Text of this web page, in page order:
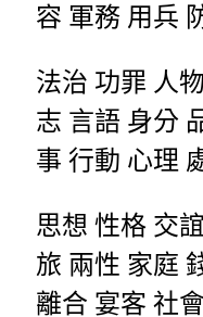
容 軍務 用兵
法治 功罪 人
志 言語 身分
事 行動 心理
思想 性格 交
旅 兩性 家庭
離合 宴客 社